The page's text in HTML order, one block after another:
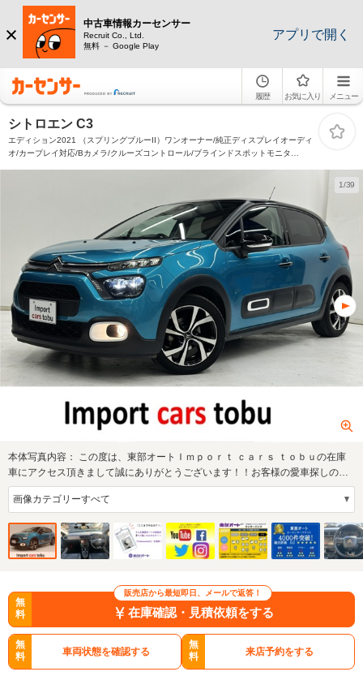
中古車情報カーセンサー
Recruit Co., Ltd.
無料 － Google Play
アプリで開く
履歴 お気に入り メニュー
シトロエン C3
エディション2021 （スプリングブルーII）ワンオーナー/純正ディスプレイオーディ
オ/カープレイ対応/Bカメラ/クルーズコントロール/ブラインドスポットモニタ
1/39
本体写真内容： この度は、東部オートＩｍｐｏｒｔ ｃａｒｓ ｔｏｂｕの在庫
車にアクセス頂きまして誠にありがとうございます！！お客様の愛車探しのお
手伝いを精…
販売店から最短即日、メールで返答！
無
料
在庫確認・見積依頼をする
無
料
車両状態を確認する
無
料
来店予約をする